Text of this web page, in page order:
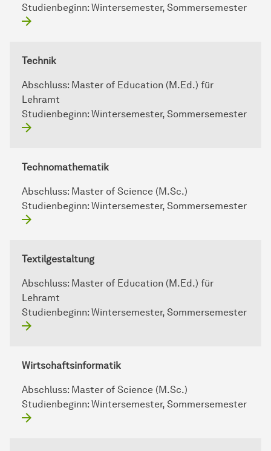
Studienbeginn: Wintersemester, Sommersemester
Technik
Abschluss: Master of Education (M.Ed.) für
Lehramt
Studienbeginn: Wintersemester, Sommersemester
Technomathematik
Abschluss: Master of Science (M.Sc.)
Studienbeginn: Wintersemester, Sommersemester
Textilgestaltung
Abschluss: Master of Education (M.Ed.) für
Lehramt
Studienbeginn: Wintersemester, Sommersemester
Wirtschaftsinformatik
Abschluss: Master of Science (M.Sc.)
Studienbeginn: Wintersemester, Sommersemester